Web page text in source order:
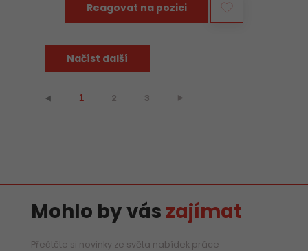
Reagovat na pozici
Načíst další
⯇ 1 2 3 ⯈
Mohlo by vás zajímat
Přečtěte si novinky ze světa nabídek práce